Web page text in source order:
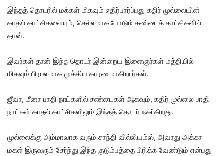
இந்தத் தொடரில் மக்கள் மிகவும் எதிர்பார்ப்பது கதிர் முல்லையின்
காதல் காட்சிகளையும், செல்லமாக போடும் சண்டைக் காட்சிகளில்
தான்.
இவர்கள் தான் இந்த தொடர் இன்றைய இளைஞர்கள் மத்தியில்
மிகவும் பிரபலமாக முக்கிய காரணமாகிறார்கள்.
ஜீவா, மீனா பாதி நாட்களில் சண்டைகள் ஆகவும், கதிர் முல்லை பாதி
நாட்கள் காதல் காட்சிகளிலும் இந்தத் தொடர் நகர்கிறது.
முல்லைக்கு அம்மாவாக வரும் சாந்தி வில்லியம்ஸ், அவரது அக்கா
மகள் இருவரும் சேர்ந்து இந்த குடும்பத்தை பிரிக்க வேண்டும் என்பது